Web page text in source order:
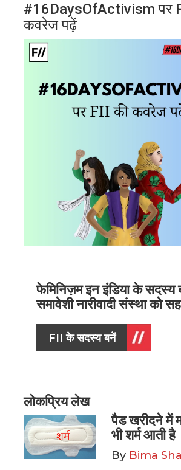
#16DaysOfActivism पर
कवरेज पढ़ें
फेमिनिज़म इन इंडिया के सदस्य
समावेशी नारीवादी संस्था को
FII के सदस्य बनें
लोकप्रिय लेख
पैड खरीदने में
भी शर्म आती है
By Bima